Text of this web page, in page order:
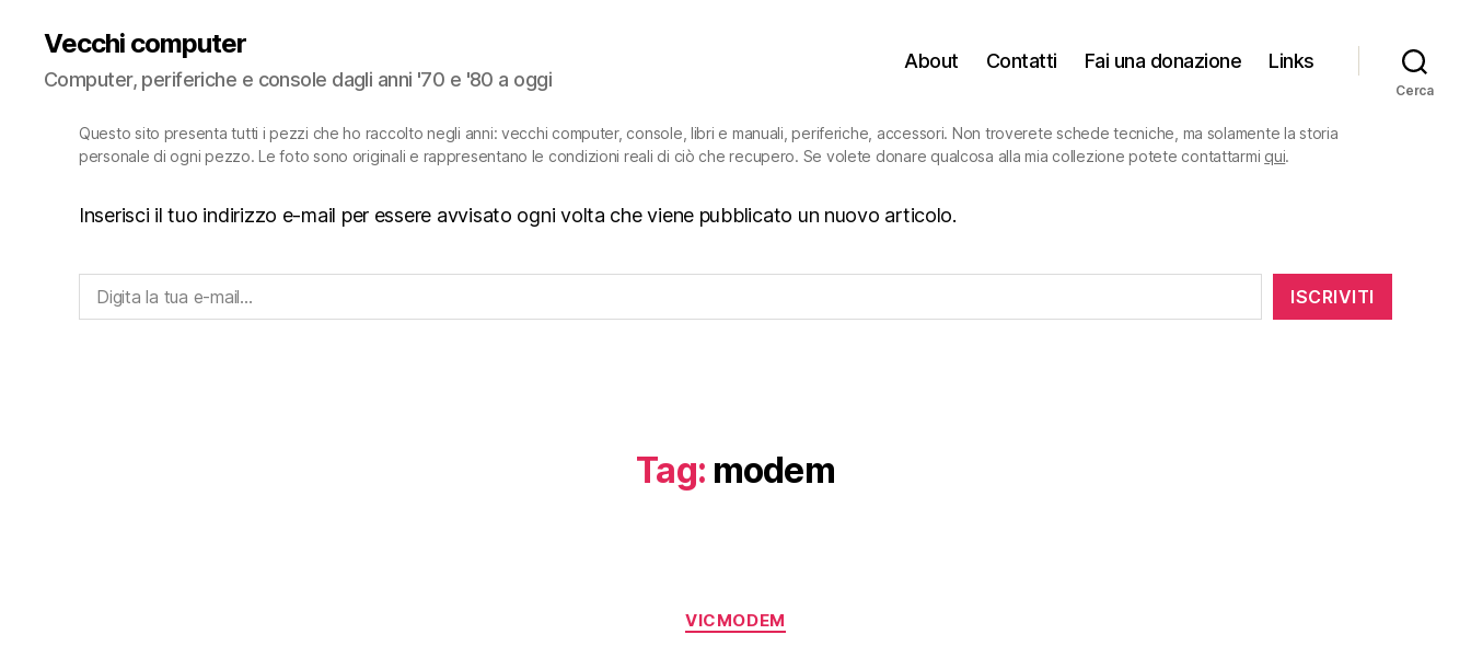
Vecchi computer
Computer, periferiche e console dagli anni '70 e '80 a oggi
About Contatti Fai una donazione Links
Cerca
Questo sito presenta tutti i pezzi che ho raccolto negli anni: vecchi computer, console, libri e manuali, periferiche, accessori. Non troverete schede tecniche, ma solamente la storia
personale di ogni pezzo. Le foto sono originali e rappresentano le condizioni reali di ciò che recupero. Se volete donare qualcosa alla mia collezione potete contattarmi qui.
Inserisci il tuo indirizzo e-mail per essere avvisato ogni volta che viene pubblicato un nuovo articolo.
Digita la tua e-mail...
ISCRIVITI
Tag: modem
Categorie
VICMODEM